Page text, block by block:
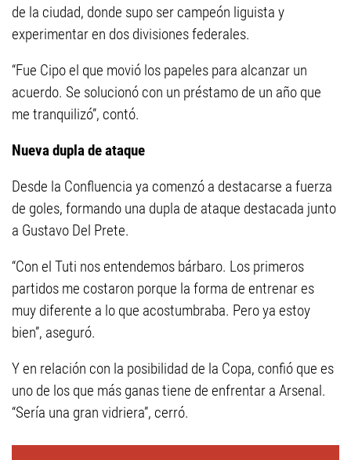
de la ciudad, donde supo ser campeón liguista y
experimentar en dos divisiones federales.
“Fue Cipo el que movió los papeles para alcanzar un
acuerdo. Se solucionó con un préstamo de un año que
me tranquilizó”, contó.
Nueva dupla de ataque
Desde la Confluencia ya comenzó a destacarse a fuerza
de goles, formando una dupla de ataque destacada junto
a Gustavo Del Prete.
“Con el Tuti nos entendemos bárbaro. Los primeros
partidos me costaron porque la forma de entrenar es
muy diferente a lo que acostumbraba. Pero ya estoy
bien”, aseguró.
Y en relación con la posibilidad de la Copa, confió que es
uno de los que más ganas tiene de enfrentar a Arsenal.
“Sería una gran vidriera”, cerró.